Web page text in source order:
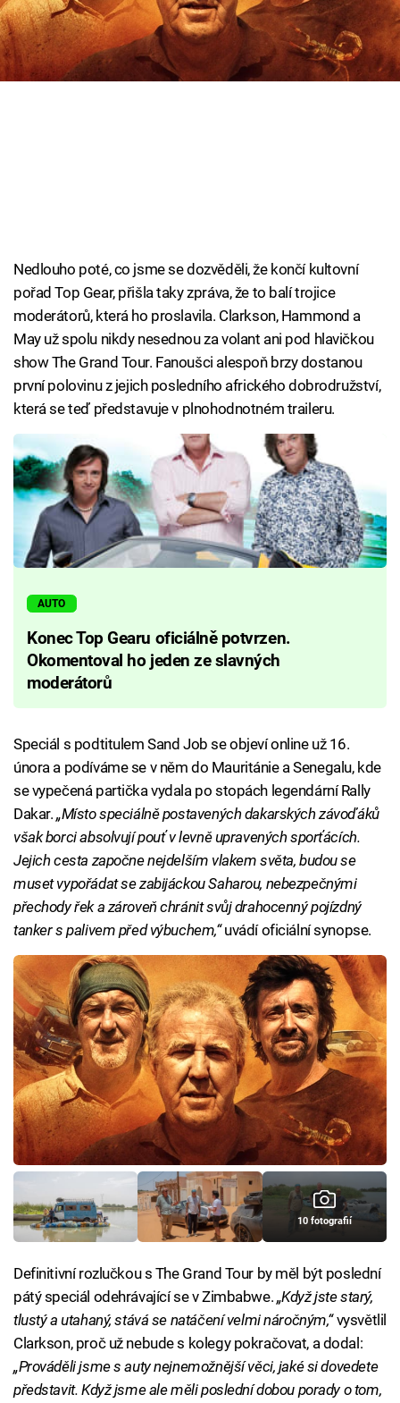
Cool Esport
Pořady
Sledujte nás
Nedlouho poté, co jsme se dozvěděli, že končí kultovní
pořad Top Gear, přišla taky zpráva, že to balí trojice
moderátorů, která ho proslavila. Clarkson, Hammond a
May už spolu nikdy nesednou za volant ani pod hlavičkou
show The Grand Tour. Fanoušci alespoň brzy dostanou
první polovinu z jejich posledního afrického dobrodružství,
která se teď představuje v plnohodnotném traileru.
AUTO
Konec Top Gearu oficiálně potvrzen.
Okomentoval ho jeden ze slavných
moderátorů
Speciál s podtitulem Sand Job se objeví online už 16.
února a podíváme se v něm do Mauritánie a Senegalu, kde
se vypečená partička vydala po stopách legendární Rally
Dakar.„Místo speciálně postavených dakarských závoďáků
však borci absolvují pouť v levně upravených sporťácích.
Jejich cesta započne nejdelším vlakem světa, budou se
muset vypořádat se zabijáckou Saharou, nebezpečnými
přechody řek a zároveň chránit svůj drahocenný pojízdný
tanker s palivem před výbuchem,“uvádí oficiální synopse.
10 fotografií
Definitivní rozlučkou s The Grand Tour by měl být poslední
pátý speciál odehrávající se v Zimbabwe. „Když jste starý,
tlustý a utahaný, stává se natáčení velmi náročným,“vysvětlil
Clarkson, proč už nebude s kolegy pokračovat, a dodal:
„Prováděli jsme s auty nejnemožnější věci, jaké si dovedete
představit. Když jsme ale měli poslední dobou porady o tom,